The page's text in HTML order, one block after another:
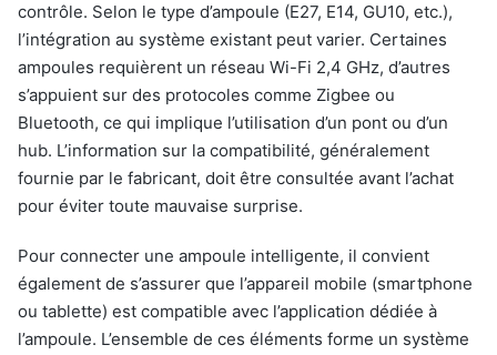
contrôle. Selon le type d’ampoule (E27, E14, GU10, etc.),
l’intégration au système existant peut varier. Certaines
ampoules requièrent un réseau Wi-Fi 2,4 GHz, d’autres
s’appuient sur des protocoles comme Zigbee ou
Bluetooth, ce qui implique l’utilisation d’un pont ou d’un
hub. L’information sur la compatibilité, généralement
fournie par le fabricant, doit être consultée avant l’achat
pour éviter toute mauvaise surprise.
Pour connecter une ampoule intelligente, il convient
également de s’assurer que l’appareil mobile (smartphone
ou tablette) est compatible avec l’application dédiée à
l’ampoule. L’ensemble de ces éléments forme un système